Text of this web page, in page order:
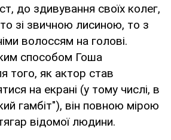
до здивування своїх колег,
зі звичною лисиною, то з
волоссям на голові.
способом Гоша
того, як актор став
на екрані (у тому числі, в
гамбіт"), він повною мірою
відомої людини.